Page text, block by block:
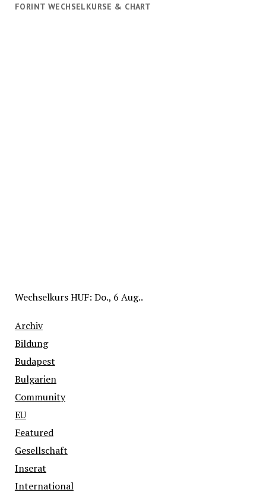
FORINT WECHSELKURSE & CHART
WechselkursHUF: Do., 6 Aug..
Archiv
Bildung
Budapest
Bulgarien
Community
EU
Featured
Gesellschaft
Inserat
International